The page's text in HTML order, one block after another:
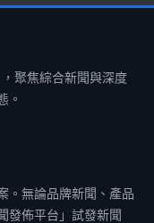
聚焦綜合新聞與深度
。
。無論品牌新聞、產品
發佈平台」試發新聞